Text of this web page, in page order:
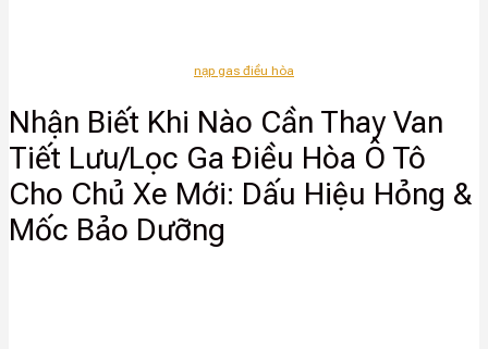
nạp gas điều hòa
Nhận Biết Khi Nào Cần Thay Van
Tiết Lưu/Lọc Ga Điều Hòa Ô Tô
Cho Chủ Xe Mới: Dấu Hiệu Hỏng &
Mốc Bảo Dưỡng